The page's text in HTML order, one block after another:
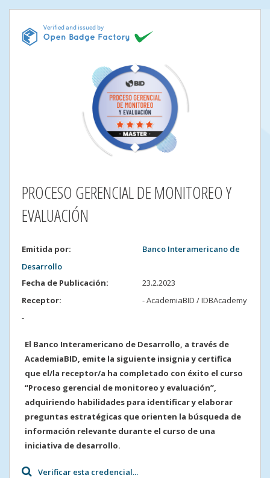
PROCESO GERENCIAL DE MONITOREO Y
EVALUACIÓN
Emitida por:
Banco Interamericano de
Desarrollo
Fecha de Publicación:
23.2.2023
Receptor:
- AcademiaBID / IDBAcademy
-
​​​​El Banco Interamericano de Desarrollo, a través de
AcademiaBID, emite la siguiente insignia y certifica
que el/la receptor/a ha completado con éxito el curso
“Proceso gerencial de monitoreo y evaluación”,
adquiriendo habilidades para identificar y elaborar
preguntas estratégicas que orienten la búsqueda de
información relevante durante el curso de una
iniciativa de desarrollo.​​​
Verificar esta credencial...